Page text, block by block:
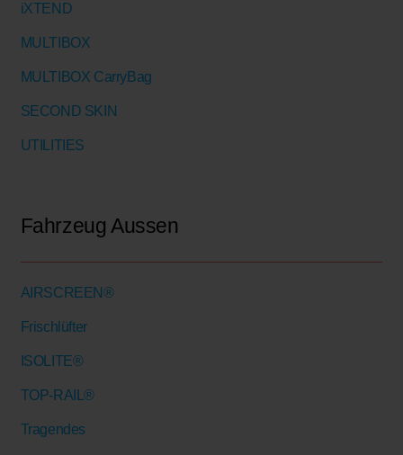
iXTEND
MULTIBOX
MULTIBOX CarryBag
SECOND SKIN
UTILITIES
Fahrzeug Aussen
AIRSCREEN®
Frischlüfter
ISOLITE®
TOP-RAIL®
Tragendes